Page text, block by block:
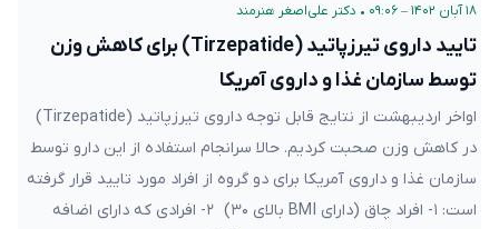
۱۸ آبان ۱۴۰۲ – ۰۹:۰۶ • دکتر علی‌اصغر هنرمند
تایید داروی تیرزپاتید (Tirzepatide) برای کاهش وزن
توسط سازمان غذا و داروی آمریکا
اواخر اردیبهشت از نتایج قابل توجه داروی تیرزپاتید (Tirzepatide)
در کاهش وزن صحبت کردیم. حالا سرانجام استفاده از این دارو توسط
سازمان غذا و داروی آمریکا برای دو گروه از افراد مورد تایید قرار گرفته
است: ۱- افراد چاق (دارای BMI بالای ۳۰) ۲- افرادی که دارای اضافه